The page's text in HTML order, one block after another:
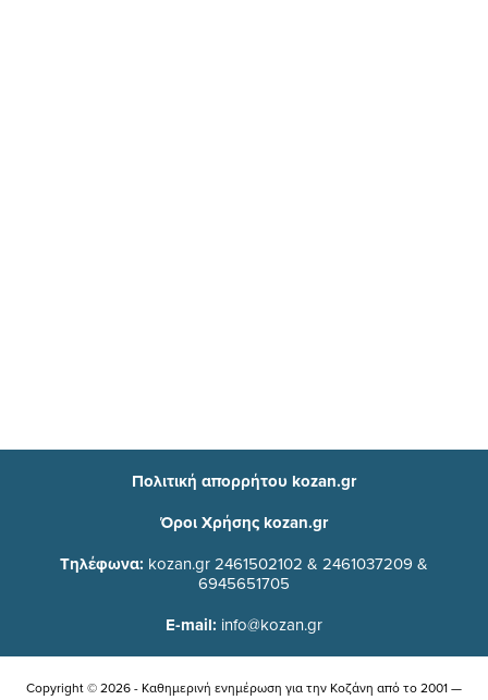
Πολιτική απορρήτου kozan.gr
Όροι Χρήσης kozan.gr
Τηλέφωνα: kozan.gr 2461502102 & 2461037209 &
6945651705
E-mail: info@kozan.gr
Copyright © 2026 - Καθημερινή ενημέρωση για την Kοζάνη από το 2001 —